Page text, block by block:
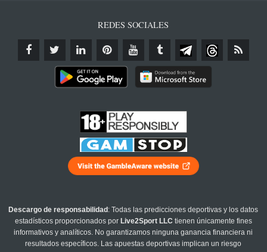
REDES SOCIALES
Descargo de responsabilidad : Todas las predicciones deportivas y los datos
estadísticos proporcionados por Live2Sport LLC tienen únicamente fines
informativos y analíticos. No garantizamos ninguna ganancia financiera ni
resultados específicos. Las apuestas deportivas implican un riesgo